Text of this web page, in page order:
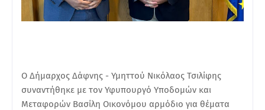
O Δήμαρχος Δάφνης - Υμηττού Νικόλαος Τσιλίφης
συναντήθηκε με τον Υφυπουργό Υποδομών και
Μεταφορών Βασίλη Οικονόμου αρμόδιο για θέματα